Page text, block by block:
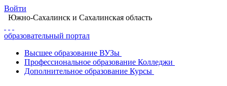
Войти
Южно-Сахалинск и Сахалинская область
образовательный портал
Высшее образование ВУЗы
Профессиональное образование Колледжи
Дополнительное образование Курсы